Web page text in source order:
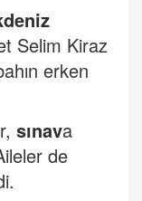
Selim Kiraz
erken
sınava
de